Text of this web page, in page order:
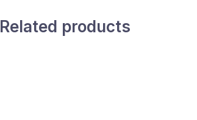
Related products